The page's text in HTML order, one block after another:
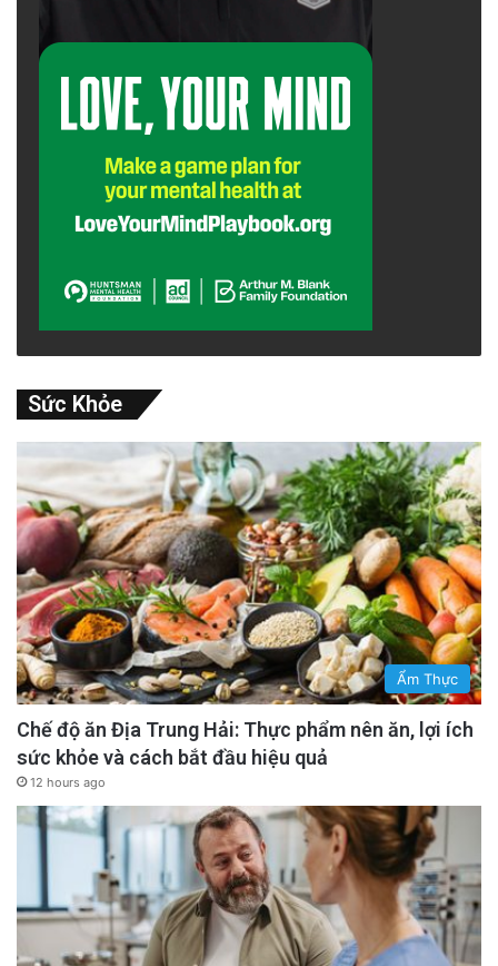
Sức Khỏe
Ẩm Thực
Chế độ ăn Địa Trung Hải: Thực phẩm nên ăn, lợi ích
sức khỏe và cách bắt đầu hiệu quả
12 hours ago